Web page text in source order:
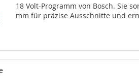
18 Volt-Programm von Bosch. Sie
mm für präzise Ausschnitte und